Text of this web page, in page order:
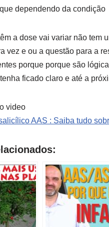
dependendo da condição
a dose vai variar não tem
vez e ou a questão para a
porque porque são
ficado claro e até a
video
AAS : Saiba tudo